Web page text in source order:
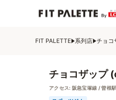
FIT PALETTE 系列店 チョコ
チョコザップ
アクセス: 阪急宝塚線 / 曽根